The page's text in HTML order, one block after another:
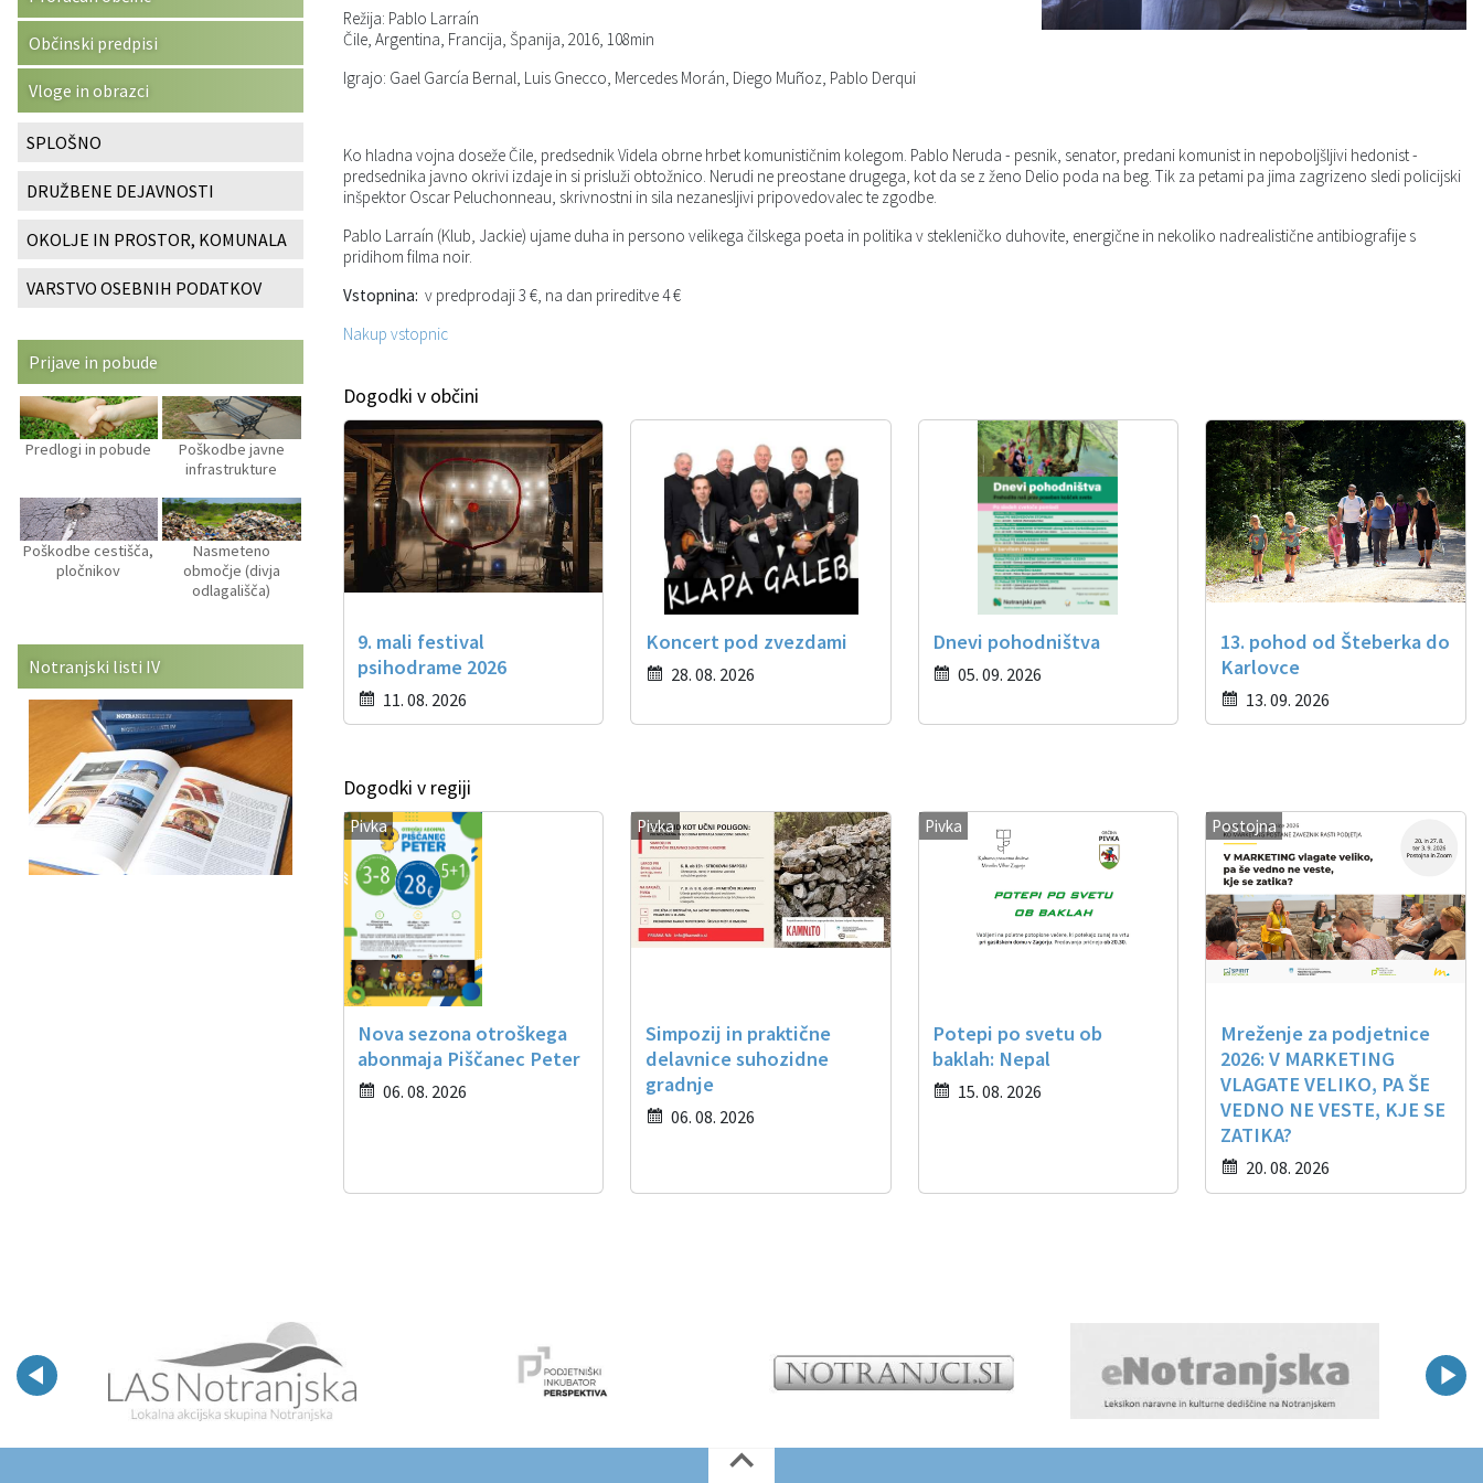
Režija: Pablo Larraín
Čile, Argentina, Francija, Španija, 2016, 108min
Igrajo: Gael García Bernal, Luis Gnecco, Mercedes Morán, Diego Muñoz, Pablo Derqui
Ko hladna vojna doseže Čile, predsednik Videla obrne hrbet komunističnim kolegom. Pablo Neruda - pesnik, senator, predani komunist in nepoboljšljivi hedonist -
predsednika javno okrivi izdaje in si prisluži obtožnico. Nerudi ne preostane drugega, kot da se z ženo Delio poda na beg. Tik za petami pa jima zagrizeno sledi policijski
inšpektor Oscar Peluchonneau, skrivnostni in sila nezanesljivi pripovedovalec te zgodbe.
Pablo Larraín (Klub, Jackie) ujame duha in persono velikega čilskega poeta in politika v stekleničko duhovite, energične in nekoliko nadrealistične antibiografije s
pridihom filma noir.
Vstopnina: v predprodaji 3 €, na dan prireditve 4 €
Nakup vstopnic
Dogodki v občini
9. mali festival
psihodrame 2026
11. 08. 2026
Koncert pod zvezdami
28. 08. 2026
Dnevi pohodništva
05. 09. 2026
13. pohod od Šteberka do
Karlovce
13. 09. 2026
Dogodki v regiji
Pivka
Nova sezona otroškega
abonmaja Piščanec Peter
06. 08. 2026
Pivka
Simpozij in praktične
delavnice suhozidne
gradnje
06. 08. 2026
Pivka
Potepi po svetu ob
baklah: Nepal
15. 08. 2026
Postojna
Mreženje za podjetnice
2026: V MARKETING
VLAGATE VELIKO, PA ŠE
VEDNO NE VESTE, KJE SE
ZATIKA?
20. 08. 2026
Občinski predpisi
Vloge in obrazci
SPLOŠNO
DRUŽBENE DEJAVNOSTI
OKOLJE IN PROSTOR, KOMUNALA
VARSTVO OSEBNIH PODATKOV
Prijave in pobude
Predlogi in pobude
Poškodbe javne
infrastrukture
Poškodbe cestišča,
pločnikov
Nasmeteno
območje (divja
odlagališča)
Notranjski listi IV
Katalog informacij javnega značaja
Vizitka občine
Predsedniki političnih strank
Svet za preventivo in vzgojo v cestnem prometu
Služba za okolje in prostor
Služba za stanovanjsko dejavnost
Služba za civilno zaščito
Služba za družbene dejavnosti
Služba za gospodarstvo, turizem in kmetijstvo
Služba za krajevne skupnosti
Občinski predpisi
Strategije in koncepti
Proračuni občine